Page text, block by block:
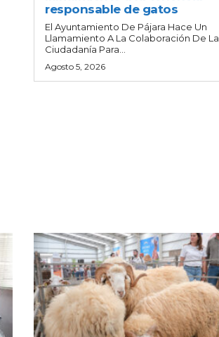
responsable de gatos
El Ayuntamiento De Pájara Hace Un
Llamamiento A La Colaboración De La
Ciudadanía Para...
Agosto 5, 2026